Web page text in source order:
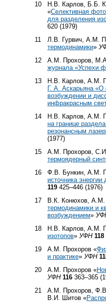
10
Н.В. Карлов, Б.Б.
«Селективная
для разделения
620 (1979)
11
Л.В. Гурвич, А.М.
термодинамики»
12
А.М. Прохоров,
журнала «Успехи
13
Н.В. Карлов, А.М.
Г. А. Аскарьяна «О
возбуждении и
инфракрасным
14
Н.В. Карлов, А.М.
на границе
резонансным
(1977)
15
А.М. Прохоров,
термоядерный
16
Ф.В. Бункин, А.М.
источника энергии
119 425–446 (1976)
17
В.К. Конюхов, А.М.
термодинамики и
возбуждением»
18
Н.В. Карлов, А.М.
изотопов» УФН 118
19
А.М. Прохоров «
и практике» УФН
20
А.М. Прохоров «
УФН 116 363–365
21
А.М. Прохоров,
В.И. Шитов «